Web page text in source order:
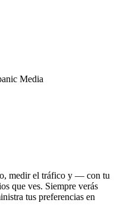
Media
medir el tráfico y — con tu
que ves. Siempre verás
tus preferencias en